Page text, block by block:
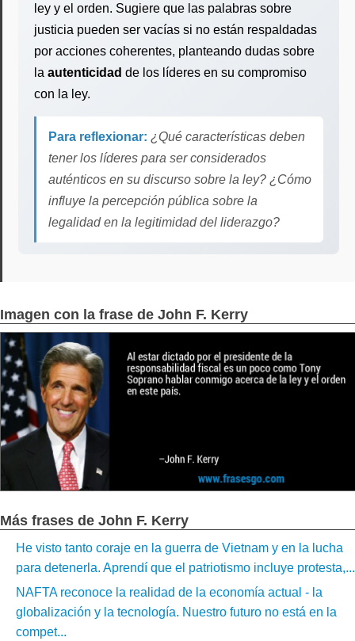
ley y el orden. Sugiere que las palabras sobre
justicia pueden ser vacías si no están respaldadas
por acciones coherentes, planteando dudas sobre
la autenticidad de los líderes en su compromiso
con la ley.
Para reflexionar: ¿Qué características deben
tener los líderes para ser considerados
auténticos en su discurso sobre la ley? ¿Cómo
influye la percepción pública sobre la
legalidad en la legitimidad del liderazgo?
Imagen con la frase de John F. Kerry
Más frases de John F. Kerry
He visto tanto coraje en la guerra de Vietnam y en la lucha
para detenerla. Aprendí que el patriotismo incluye protesta,...
NAFTA reconoce la realidad de la economía actual - la
globalización y la tecnología. Nuestro futuro no está en la
compet...